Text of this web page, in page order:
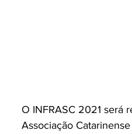
O INFRASC 2021 será
Associação